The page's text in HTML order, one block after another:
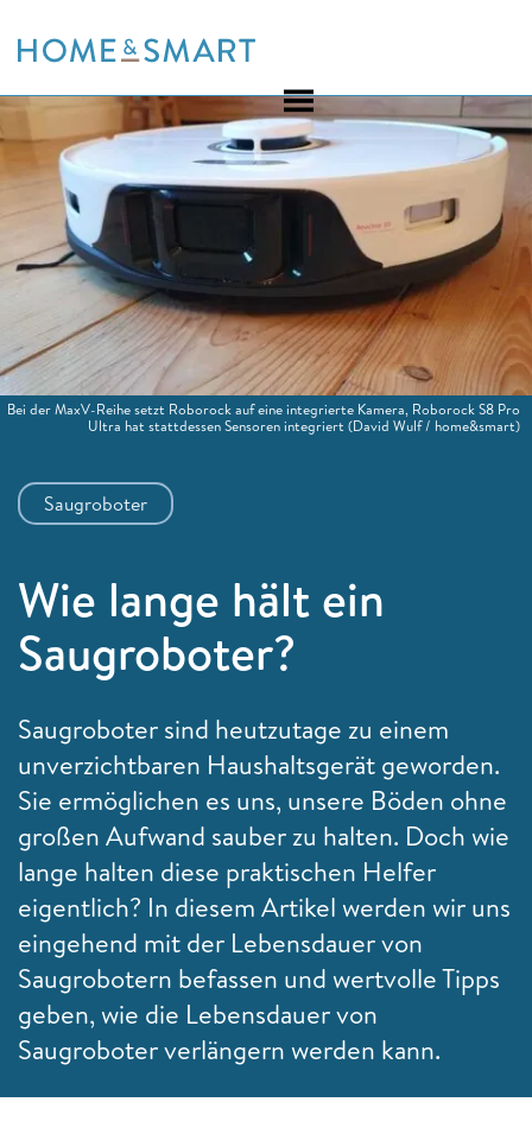
to
Saugroboter
Wie lange hält ein
Saugroboter?
Saugroboter sind heutzutage zu einem
unverzichtbaren Haushaltsgerät geworden.
Sie ermöglichen es uns, unsere Böden ohne
großen Aufwand sauber zu halten. Doch wie
lange halten diese praktischen Helfer
eigentlich? In diesem Artikel werden wir uns
eingehend mit der Lebensdauer von
Saugrobotern befassen und wertvolle Tipps
geben, wie die Lebensdauer von
Saugroboter verlängern werden kann.
Bei der MaxV-Reihe setzt Roborock auf eine integrierte Kamera, Roborock S8 Pro
Ultra hat stattdessen Sensoren integriert (David Wulf / home&smart)